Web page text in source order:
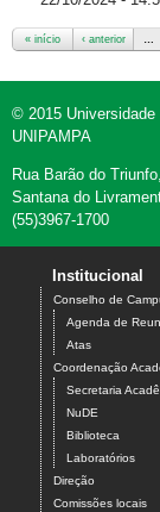
« início ‹ anterior …
© 2015 Universidade
UNIPAMPA
Rua Barão do
Santana do
(55)3967-1700
Institucional
Conselho de
Agenda de
Atas
Coordenação
Secretaria
NuDE
Biblioteca
Laboratórios
Direção
Comissões locais